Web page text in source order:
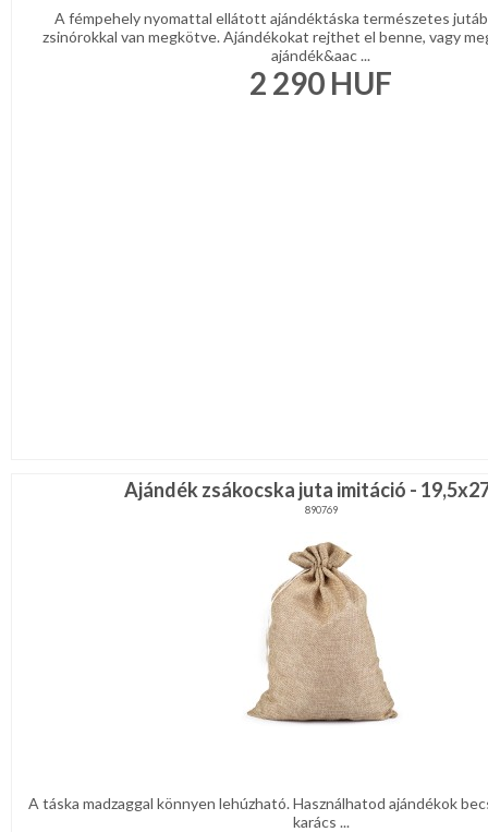
A fémpehely nyomattal ellátott ajándéktáska természetes
zsinórokkal van megkötve. Ajándékokat rejthet el benne, vagy
ajándék&aac ...
2 290 HUF
Ajándék zsákocska juta imitáció -
890769
A táska madzaggal könnyen lehúzható. Használhatod ajándékok
karács ...